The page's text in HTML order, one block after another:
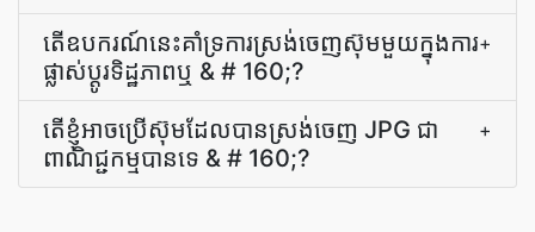
តើ​ឧបករណ៍​នេះ​គាំទ្រ​ការ​ស្រង់​ចេញ​ស៊ុម​មួយ​ក្នុង​ការ​
ផ្លាស់ប្ដូរ​ទិដ្ឋភាព​ឬ & # 160;?
+
តើ​ខ្ញុំ​អាច​ប្រើ​ស៊ុម​ដែល​បាន​ស្រង់ចេញ JPG ជា​
ពាណិជ្ជកម្ម​បាន​ទេ & # 160;?
+